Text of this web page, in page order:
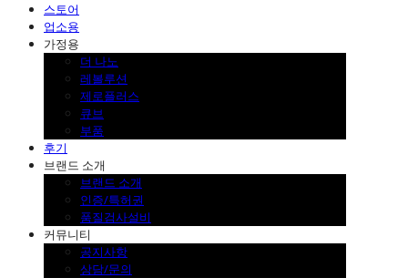
스토어
업소용
가정용
더 나노
레볼루션
제로플러스
큐브
부품
후기
브랜드 소개
브랜드 소개
인증/특허권
품질검사설비
커뮤니티
공지사항
상담/문의